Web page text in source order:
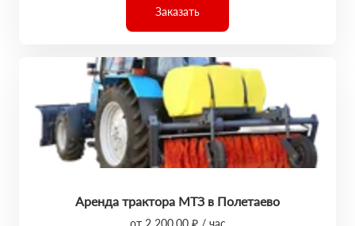
Заказать
Аренда трактора МТЗ в Полетаево
от 2 200,00 ₽ / час